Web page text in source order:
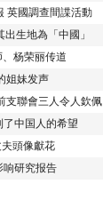
英國調查間諜活動
生地為「中國」
杨荣丽传道
姐妹发声
支聯會三人令人欽佩
中国人的希望
頭像獻花
响研究报告